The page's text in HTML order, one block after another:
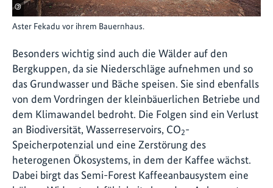
©
Aster Fekadu vor ihrem Bauernhaus.
Besonders wichtig sind auch die Wälder auf den
Bergkuppen, da sie Niederschläge aufnehmen und so
das Grundwasser und Bäche speisen. Sie sind ebenfalls
von dem Vordringen der kleinbäuerlichen Betriebe und
dem Klimawandel bedroht. Die Folgen sind ein Verlust
an Biodiversität, Wasserreservoirs, CO2-
Speicherpotenzial und eine Zerstörung des
heterogenen Ökosystems, in dem der Kaffee wächst.
Dabei birgt das Semi-Forest Kaffeeanbausystem eine